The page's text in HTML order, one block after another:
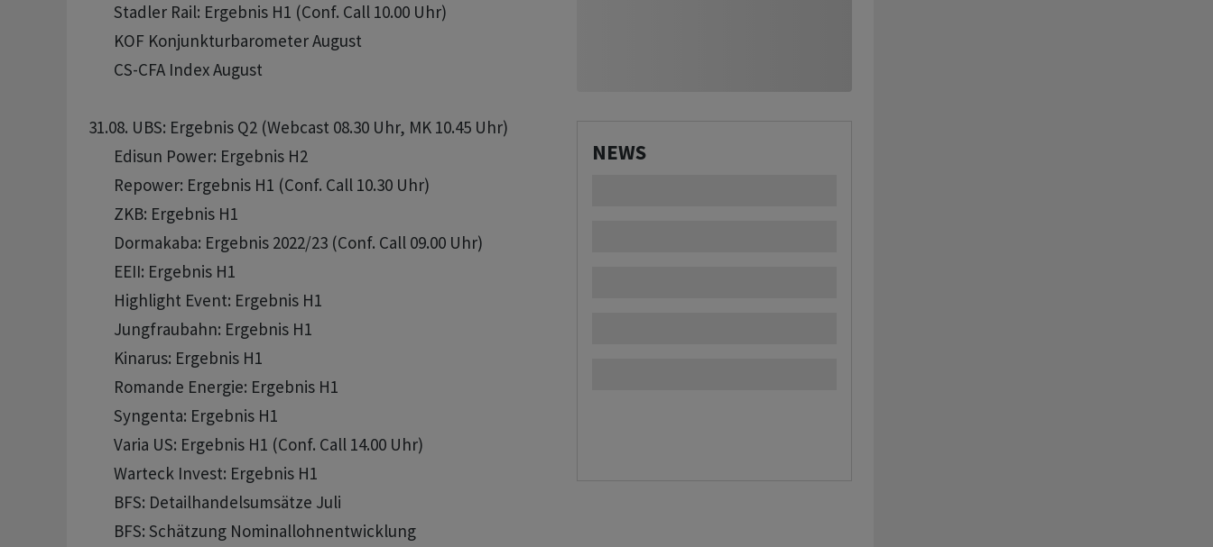
       Stadler Rail: Ergebnis H1 (Conf. Call 10.00 Uhr)
       KOF Konjunkturbarometer August
       CS-CFA Index August
31.08. UBS: Ergebnis Q2 (Webcast 08.30 Uhr, MK 10.45 Uhr)
       Edisun Power: Ergebnis H2
       Repower: Ergebnis H1 (Conf. Call 10.30 Uhr)
       ZKB: Ergebnis H1
       Dormakaba: Ergebnis 2022/23 (Conf. Call 09.00 Uhr)
       EEII: Ergebnis H1
       Highlight Event: Ergebnis H1
       Jungfraubahn: Ergebnis H1
       Kinarus: Ergebnis H1
       Romande Energie: Ergebnis H1
       Syngenta: Ergebnis H1
       Varia US: Ergebnis H1 (Conf. Call 14.00 Uhr)
       Warteck Invest: Ergebnis H1
       BFS: Detailhandelsumsätze Juli
       BFS: Schätzung Nominallohnentwicklung
NEWS